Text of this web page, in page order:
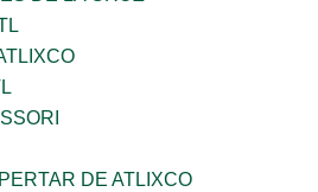
DE ATLIXCO